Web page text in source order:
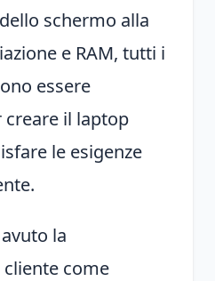
schermo alla
e RAM, tutti i
essere
creare il laptop
le esigenze
la
come